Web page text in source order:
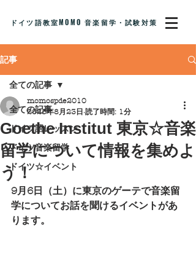
ドイツ語教室MOMO 音楽留学・試験対策
記事
全ての記事
ドイツ語レッスン
ドイツ音楽留学
ドイツ☆イベント
全ての記事
Goethe Institut 東京☆音楽
留学について情報を集めよ
う！
momospde2010
2025年8月23日 読了時間: 1分
9月6日（土）に東京のゲーテで音楽留
学についてお話を聞けるイベントがあ
ります。